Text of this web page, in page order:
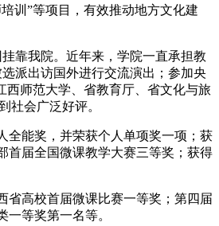
训”等项目，有效推动地方文化建
靠我院。近年来，学院一直承担教
派出访国外进行交流演出；参加央
西师范大学、省教育厅、省文化与旅
社会广泛好评。
全能奖，并荣获个人单项奖一项；获
首届全国微课教学大赛三等奖；获得
省高校首届微课比赛一等奖；第四届
等奖第一名等。